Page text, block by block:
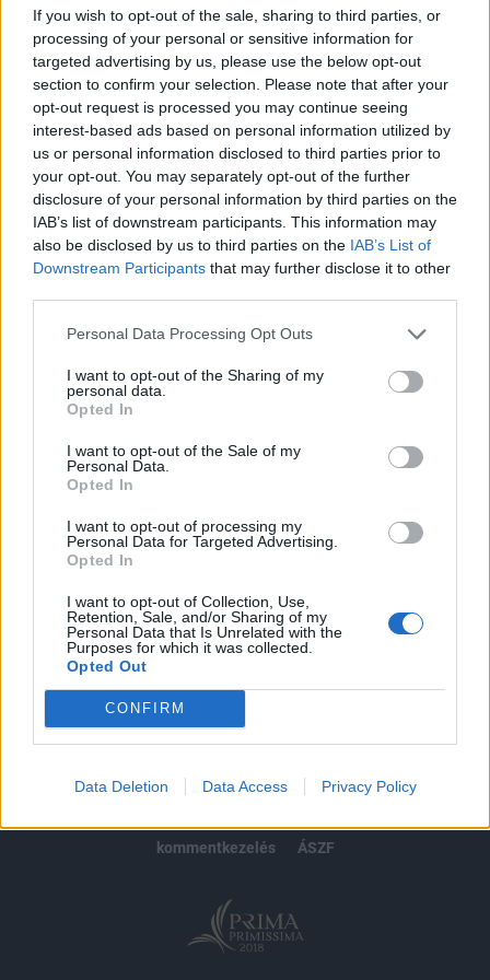
If you wish to opt-out of the sale, sharing to third parties, or
processing of your personal or sensitive information for
targeted advertising by us, please use the below opt-out
section to confirm your selection. Please note that after your
opt-out request is processed you may continue seeing
interest-based ads based on personal information utilized by
us or personal information disclosed to third parties prior to
your opt-out. You may separately opt-out of the further
disclosure of your personal information by third parties on the
IAB’s list of downstream participants. This information may
also be disclosed by us to third parties on the IAB’s List of
Downstream Participants that may further disclose it to other
Personal Data Processing Opt Outs
I want to opt-out of the Sharing of my
personal data.
Opted In
I want to opt-out of the Sale of my
Personal Data.
Opted In
I want to opt-out of processing my
Personal Data for Targeted Advertising.
Opted In
I want to opt-out of Collection, Use,
Retention, Sale, and/or Sharing of my
Personal Data that Is Unrelated with the
Purposes for which it was collected.
Opted Out
CONFIRM
Data Deletion Data Access Privacy Policy
közölte: a NATO figyelemmel kíséri a lengyelországi
helyzetet, miután egy orosz rakéta valószínűleg belépett az
ország légterébe. Kapcsolódó cikkünk 2023. 12. 29. Orosz
rakéta hatolhatott be a NATO-tag Lengyelország légterébe
2023. 12. 29. Rejtélyes valami lépett be a lengyel légtérbe
Ukrajna felől, aztán...
KEDVES OLVASÓNK!
A keresett cikk a portfolio.hu hírarchívumához
Portfolio.hu teljes cikkarchívum
Kötéslisták: BÉT elmúlt 2 év napon belüli
MÁR ELŐFIZETŐNK VAGY?
© 2026 Portfolio
impresszum
jogi nyilatkozat
süti beállítások
kommentkezelés
ÁSZF